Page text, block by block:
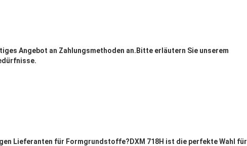
Angebot an Zahlungsmethoden an.Bitte erläutern Sie unserem
Lieferanten für Formgrundstoffe?DXM 718H ist die perfekte Wahl für